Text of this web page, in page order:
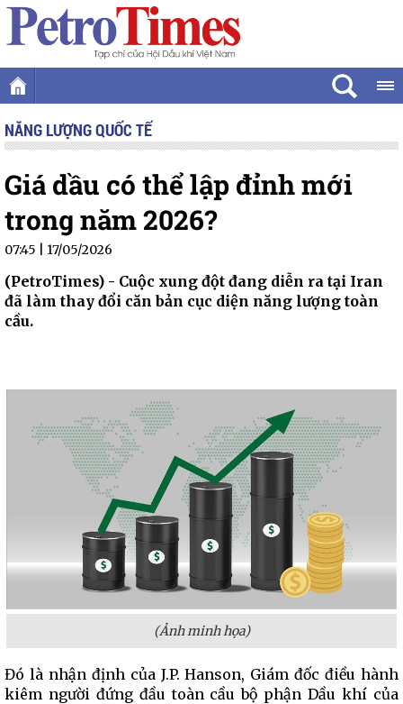
NĂNG LƯỢNG QUỐC TẾ
Giá dầu có thể lập đỉnh mới
trong năm 2026?
07:45 | 17/05/2026
(PetroTimes) - Cuộc xung đột đang diễn ra tại Iran
đã làm thay đổi căn bản cục diện năng lượng toàn
cầu.
(Ảnh minh họa)
Đó là nhận định của J.P. Hanson, Giám đốc điều hành
kiêm người đứng đầu toàn cầu bộ phận Dầu khí của